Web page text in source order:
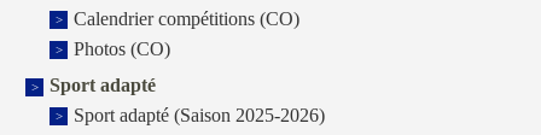
Calendrier compétitions (CO)
Photos (CO)
Sport adapté
Sport adapté (Saison 2025-2026)